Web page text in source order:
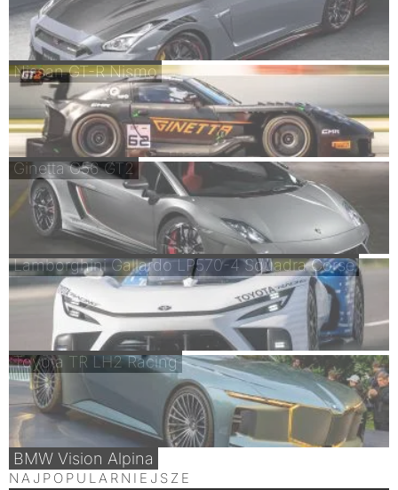
Nissan GT-R Nismo
Ginetta G56 GT2
Lamborghini Gallardo LP570-4 Squadra Corse
Toyota TR LH2 Racing
BMW Vision Alpina
NAJPOPULARNIEJSZE